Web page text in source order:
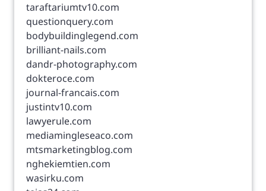
taraftariumtv10.com
questionquery.com
bodybuildinglegend.com
brilliant-nails.com
dandr-photography.com
dokteroce.com
journal-francais.com
justintv10.com
lawyerule.com
mediamingleseaco.com
mtsmarketingblog.com
nghekiemtien.com
wasirku.com